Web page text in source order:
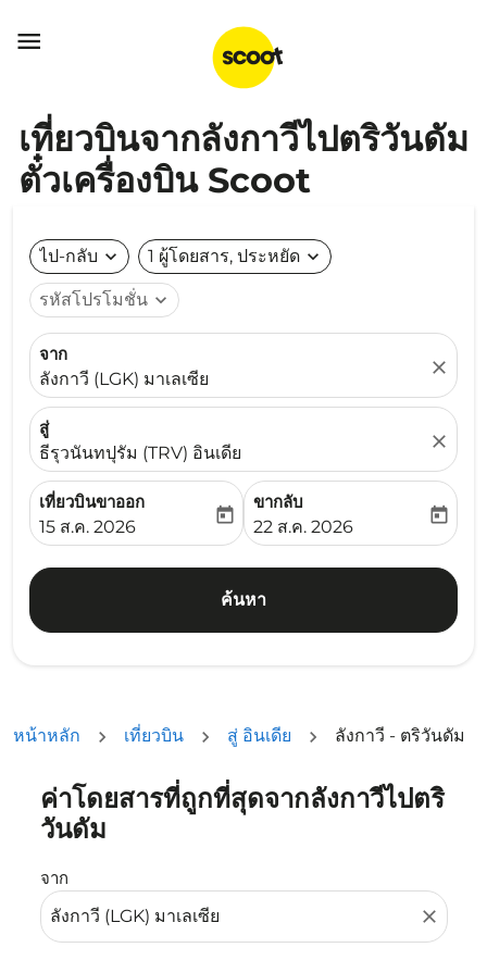

เที่ยวบินจากลังกาวีไปตริวันดัม
ตั๋วเครื่องบิน Scoot
ไป-กลับ expand_more 1 ผู้โดยสาร, ประหยัด expand_more
รหัสโปรโมชั่น expand_more
จาก
ลังกาวี (LGK) มาเลเซีย
close
สู่
ธีรุวนันทปุรัม (TRV) อินเดีย
close
เที่ยวบินขาออก
fc-booking-departure-date-aria-label
15 ส.ค. 2026
today
ขากลับ
fc-booking-return-date-
22 ส.ค. 2026
today
ค้นหา
หน้าหลัก เที่ยวบิน สู่ อินเดีย ลังกาวี - ตริวันดัม
ค่าโดยสารที่ถูกที่สุดจากลังกาวีไปตริ
วันดัม
จาก
close
ลองอัปเดตเส้นทางของคุณ (ต้นทางและ/หรือปลายทาง) หรื